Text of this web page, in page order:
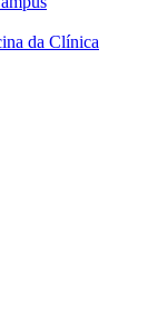
da Clínica